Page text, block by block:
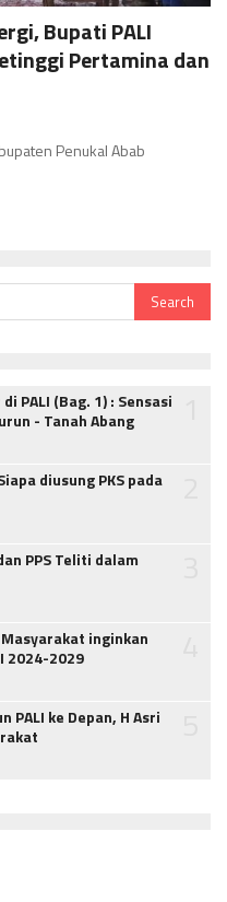
Bupati PALI
Pertamina dan
Penukal Abab
PALI (Bag. 1) : Sensasi
- Tanah Abang
diusung PKS pada
PPS Teliti dalam
inginkan
2024-2029
PALI ke Depan, H Asri